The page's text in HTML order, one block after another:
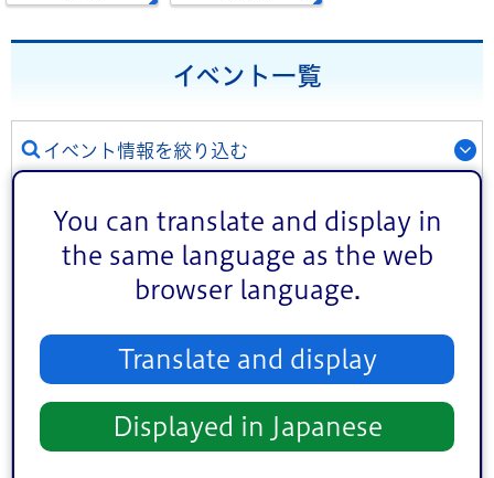
You can translate and display in
the same language as the web
browser language.
Translate and display
Displayed in Japanese
イベント一覧
イベント情報を絞り込む
講演・講座・教室 お祭り
文化・芸術
熟年者向け 事業者向け